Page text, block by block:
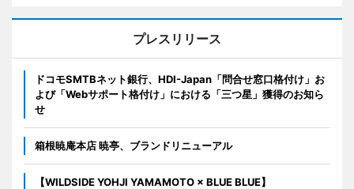
プレスリリース
ドコモSMTBネット銀行、HDI-Japan「問合せ窓口格付け」お
よび「Webサポート格付け」における「三つ星」獲得のお知ら
せ
箱根暁庵本店 暁亭、ブランドリニューアル
【WILDSIDE YOHJI YAMAMOTO × BLUE BLUE】